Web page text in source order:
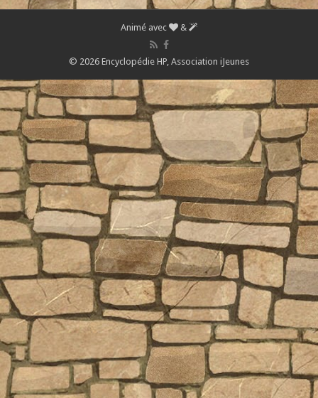
Animé avec &
© 2026 Encyclopédie HP, Association iJeunes